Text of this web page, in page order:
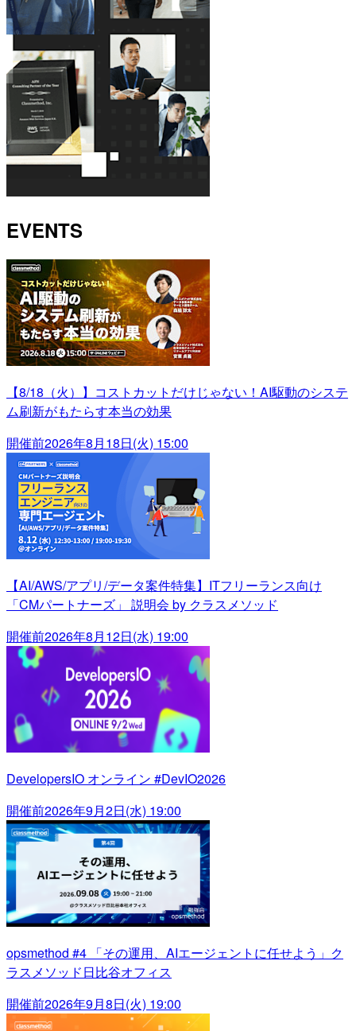
EVENTS
【8/18（火）】コストカットだけじゃない！AI駆動のシステ
ム刷新がもたらす本当の効果
開催前2026年8月18日(火) 15:00
【AI/AWS/アプリ/データ案件特集】ITフリーランス向け
「CMパートナーズ」 説明会 by クラスメソッド
開催前2026年8月12日(水) 19:00
DevelopersIO オンライン #DevIO2026
開催前2026年9月2日(水) 19:00
opsmethod #4 「その運用、AIエージェントに任せよう」ク
ラスメソッド日比谷オフィス
開催前2026年9月8日(火) 19:00